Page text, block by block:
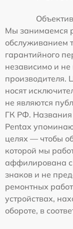
Мы занимаемся
обслуживанием
гарантийного
независимо и
производителя.
носят
не являются
ГК РФ. Названия
Pentax
целях — чтобы
которой мы
аффилирована
знаков и не
ремонтных
устройствах,
обороте, в